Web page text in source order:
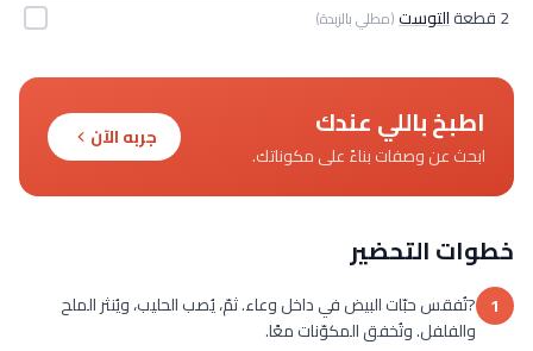
2 قطعة التوست(مطلي بالزبدة)
اطبخ باللي عندك
ابحث عن وصفات بناءً على مكوناتك.
جربه الآن
خطوات التحضير
1 ?تُفقس حبّات البيض في داخل وعاء. ثمّ، يُصب الحليب، ويُنثر الملح
والفلفل. وتُخفق المكوّنات معًا.